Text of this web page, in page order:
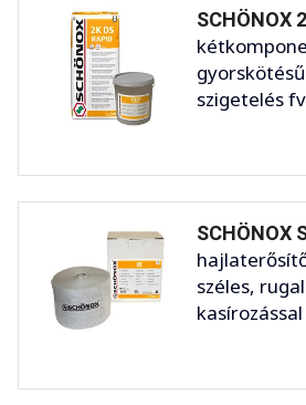
SCHÖNOX
szigetelés
SCHÖNOX
széles,
kasírozással